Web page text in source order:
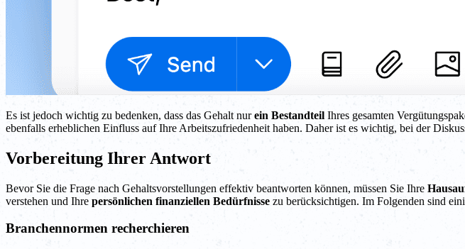
Es ist jedoch wichtig zu bedenken, dass das Gehalt nurein Bestandteil Ihres gesamten
ebenfalls erheblichen Einfluss auf Ihre Arbeitszufriedenheit haben. Daher ist es wichtig, bei der
Vorbereitung Ihrer Antwort
Bevor Sie die Frage nach Gehaltsvorstellungen effektiv beantworten können, müssen Sie Ihre
verstehen und Ihre persönlichen finanziellen Bedürfnisse zu berücksichtigen. Im Folgenden sind
Branchennormen recherchieren